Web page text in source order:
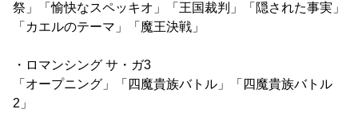
祭」「愉快なスペッキオ」「王国裁判」「隠された事実」
「カエルのテーマ」「魔王決戦」
・ロマンシング サ・ガ3
「オープニング」「四魔貴族バトル」「四魔貴族バトル
2」